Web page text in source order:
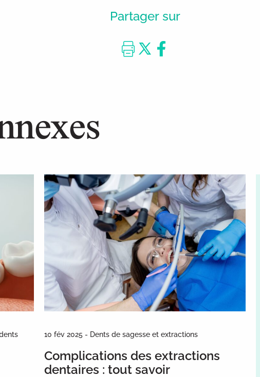
Partager sur
10 fév 2025 - Dents de sagesse et extractions
Complications des extractions
dentaires : tout savoir